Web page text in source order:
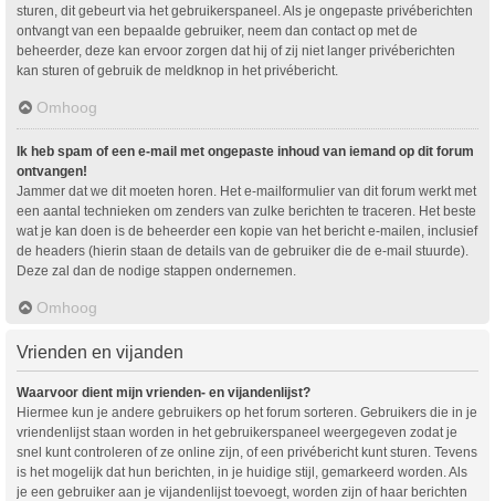
sturen, dit gebeurt via het gebruikerspaneel. Als je ongepaste privéberichten
ontvangt van een bepaalde gebruiker, neem dan contact op met de
beheerder, deze kan ervoor zorgen dat hij of zij niet langer privéberichten
kan sturen of gebruik de meldknop in het privébericht.
Omhoog
Ik heb spam of een e-mail met ongepaste inhoud van iemand op dit forum
ontvangen!
Jammer dat we dit moeten horen. Het e-mailformulier van dit forum werkt met
een aantal technieken om zenders van zulke berichten te traceren. Het beste
wat je kan doen is de beheerder een kopie van het bericht e-mailen, inclusief
de headers (hierin staan de details van de gebruiker die de e-mail stuurde).
Deze zal dan de nodige stappen ondernemen.
Omhoog
Vrienden en vijanden
Waarvoor dient mijn vrienden- en vijandenlijst?
Hiermee kun je andere gebruikers op het forum sorteren. Gebruikers die in je
vriendenlijst staan worden in het gebruikerspaneel weergegeven zodat je
snel kunt controleren of ze online zijn, of een privébericht kunt sturen. Tevens
is het mogelijk dat hun berichten, in je huidige stijl, gemarkeerd worden. Als
je een gebruiker aan je vijandenlijst toevoegt, worden zijn of haar berichten